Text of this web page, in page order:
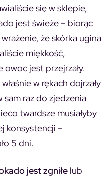
się w sklepie,
jest świeże – biorąc
że skórka ugina
miękkość,
owoc jest przejrzały.
w rękach dojrzały
raz do zjedzenia
twardsze musiałyby
konsystencji –
5 dni.
jest zgniłe lub